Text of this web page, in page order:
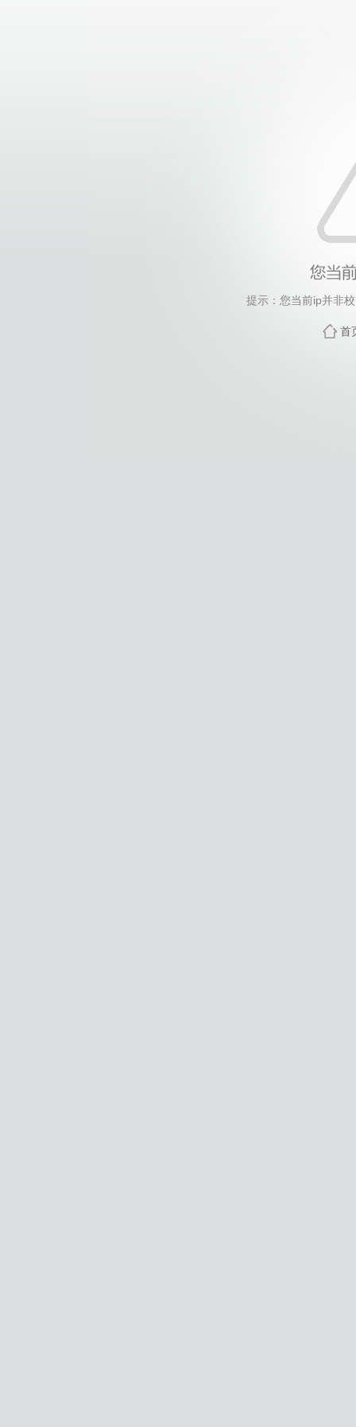
提示：您当前ip并非
首